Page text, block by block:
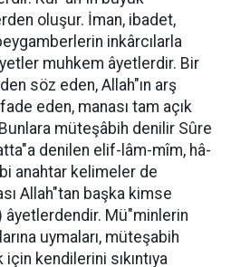
oluşur. İman, ibadet,
inkârcılarla
muhkem âyetlerdir. Bir
söz eden, Allah"ın arş
eden, manası tam açık
müteşâbih denilir Sûre
denilen elif-lâm-mîm, hâ-
anahtar kelimeler de
Allah"tan başka kimse
âyetlerdendir. Mü"minlerin
uymaları, müteşabih
kendilerini sıkıntıya